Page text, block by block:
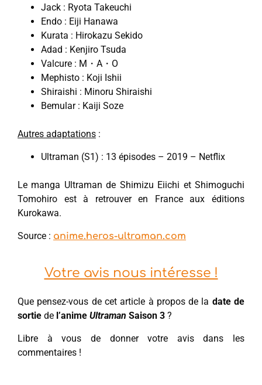
Jack : Ryota Takeuchi
Endo : Eiji Hanawa
Kurata : Hirokazu Sekido
Adad : Kenjiro Tsuda
Valcure : M・A・O
Mephisto : Koji Ishii
Shiraishi : Minoru Shiraishi
Bemular : Kaiji Soze
Autres adaptations :
Ultraman (S1) : 13 épisodes – 2019 – Netflix
Le manga Ultraman de Shimizu Eiichi et Shimoguchi
Tomohiro est à retrouver en France aux éditions
Kurokawa.
Source : anime.heros-ultraman.com
Votre avis nous intéresse !
Que pensez-vous de cet article à propos de la date de
sortie de l’anime Ultraman Saison 3 ?
Libre à vous de donner votre avis dans les
commentaires !